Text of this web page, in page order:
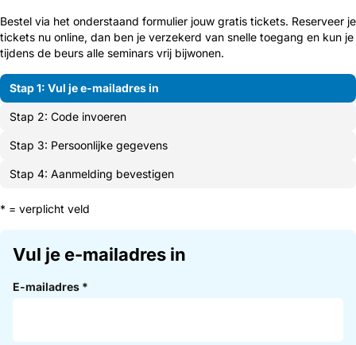
Bestel via het onderstaand formulier jouw gratis tickets. Reserveer je
tickets nu online, dan ben je verzekerd van snelle toegang en kun je
tijdens de beurs alle seminars vrij bijwonen.
Stap 1: Vul je e-mailadres in
Stap 2: Code invoeren
Stap 3: Persoonlijke gegevens
Stap 4: Aanmelding bevestigen
* = verplicht veld
Vul je e-mailadres in
E-mailadres *